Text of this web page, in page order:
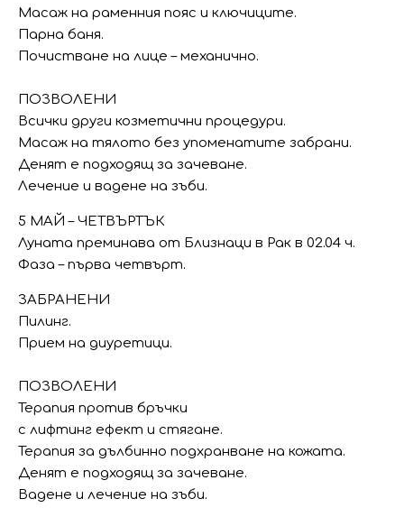
Масаж на раменния пояс и ключиците.
Парна баня.
Почистване на лице – механично.
ПОЗВОЛЕНИ
Всички други козметични процедури.
Масаж на тялото без упоменатите забрани.
Денят е подходящ за зачеване.
Лечение и вадене на зъби.
5 МАЙ – ЧЕТВЪРТЪК
Луната преминава от Близнаци в Рак в 02.04 ч.
Фаза – първа четвърт.
ЗАБРАНЕНИ
Пилинг.
Прием на диуретици.
ПОЗВОЛЕНИ
Терапия против бръчки
с лифтинг ефект и стягане.
Терапия за дълбинно подхранване на кожата.
Денят е подходящ за зачеване.
Вадене и лечение на зъби.